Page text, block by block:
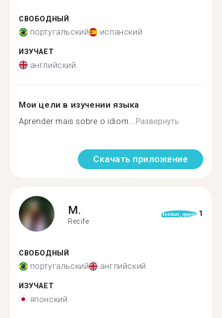
СВОБОДНЫЙ
португальский испанский
ИЗУЧАЕТ
английский
Мои цели в изучении языка
Aprender mais sobre o idiom... Развернуть
Скачать приложение
M.
Recife
format_quote 1
СВОБОДНЫЙ
португальский английский
ИЗУЧАЕТ
японский